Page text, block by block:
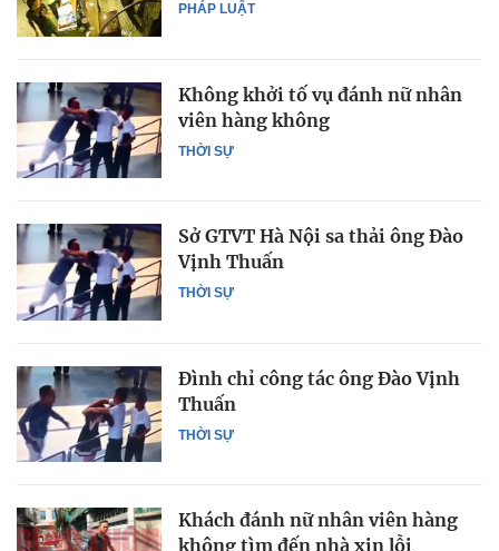
PHÁP LUẬT
THỜI SỰ
Không khởi tố vụ đánh nữ nhân
viên hàng không
THỜI SỰ
Sở GTVT Hà Nội sa thải ông Đào
Vịnh Thuấn
THỜI SỰ
Đình chỉ công tác ông Đào Vịnh
Thuấn
Khách đánh nữ nhân viên hàng
không tìm đến nhà xin lỗi